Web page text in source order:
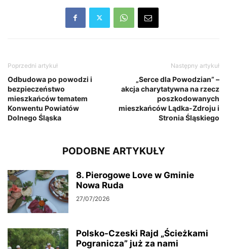
Poprzedni artykuł
Odbudowa po powodzi i
bezpieczeństwo
mieszkańców tematem
Konwentu Powiatów
Dolnego Śląska
Następny artykuł
„Serce dla Powodzian” –
akcja charytatywna na rzecz
poszkodowanych
mieszkańców Lądka-Zdroju i
Stronia Śląskiego
PODOBNE ARTYKUŁY
8. Pierogowe Love w Gminie
Nowa Ruda
27/07/2026
Polsko-Czeski Rajd „Ścieżkami
Pogranicza” już za nami